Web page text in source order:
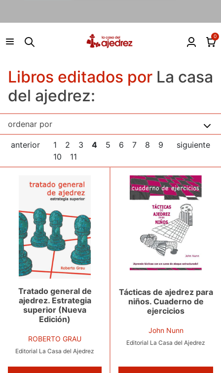
0
Libros editados por La casa
del ajedrez:
anterior 1 2 3 4 5 6 7 8
9
10
11
siguiente
Tratado general de
ajedrez. Estrategia
superior (Nueva
Edición)
ROBERTO GRAU
Editorial La Casa del Ajedrez
Tácticas de ajedrez para
niños. Cuaderno de
ejercicios
John Nunn
Editorial La Casa del Ajedrez